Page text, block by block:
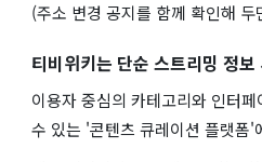
(주소 변경 공지를 함께 확인해
티비위키는 단순 스트리밍 정
이용자 중심의 카테고리와 인터
수 있는 '콘텐츠 큐레이션 플랫폼'